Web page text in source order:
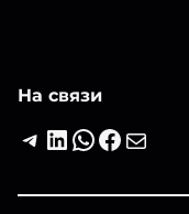
На связи
Telegram LinkedIn WhatsApp Facebook Почта